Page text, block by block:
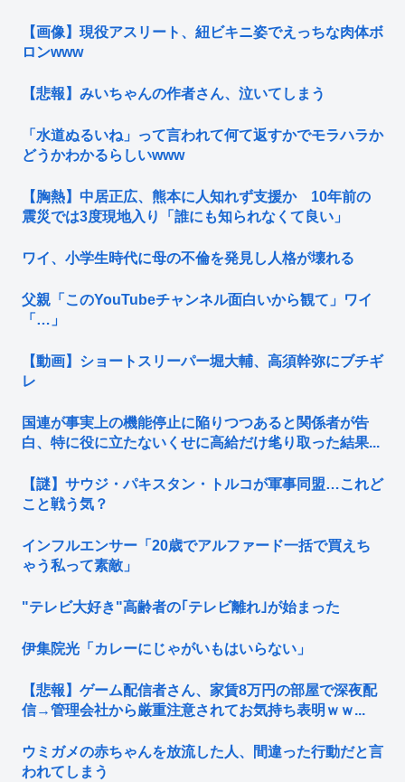
【画像】現役アスリート、紐ビキニ姿でえっちな肉体ボ
ロンwww
【悲報】みいちゃんの作者さん、泣いてしまう
「水道ぬるいね」って言われて何て返すかでモラハラか
どうかわかるらしいwww
【胸熱】中居正広、熊本に人知れず支援か 10年前の
震災では3度現地入り「誰にも知られなくて良い」
ワイ、小学生時代に母の不倫を発見し人格が壊れる
父親「このYouTubeチャンネル面白いから観て」ワイ
「…」
【動画】ショートスリーパー堀大輔、高須幹弥にブチギ
レ
国連が事実上の機能停止に陥りつつあると関係者が告
白、特に役に立たないくせに高給だけ毟り取った結果...
【謎】サウジ・パキスタン・トルコが軍事同盟…これど
こと戦う気？
インフルエンサー「20歳でアルファード一括で買えち
ゃう私って素敵」
"テレビ大好き"高齢者の｢テレビ離れ｣が始まった
伊集院光「カレーにじゃがいもはいらない」
【悲報】ゲーム配信者さん、家賃8万円の部屋で深夜配
信→管理会社から厳重注意されてお気持ち表明ｗｗ...
ウミガメの赤ちゃんを放流した人、間違った行動だと言
われてしまう